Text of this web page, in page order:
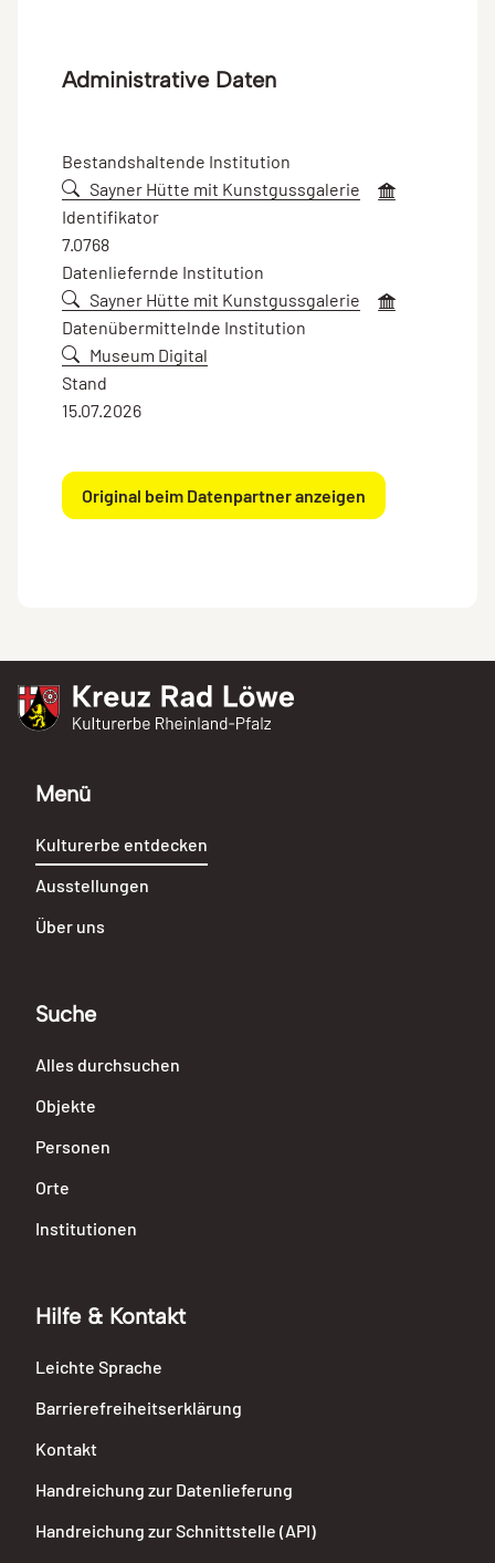
Administrative Daten
Bestandshaltende Institution
Sayner Hütte mit Kunstgussgalerie
Identifikator
7.0768
Datenliefernde Institution
Sayner Hütte mit Kunstgussgalerie
Datenübermittelnde Institution
Museum Digital
Stand
15.07.2026
Original beim Datenpartner anzeigen
Menü
Kulturerbe entdecken
Ausstellungen
Über uns
Suche
Alles durchsuchen
Objekte
Personen
Orte
Institutionen
Hilfe & Kontakt
Leichte Sprache
Barrierefreiheitserklärung
Kontakt
Handreichung zur Datenlieferung
Handreichung zur Schnittstelle (API)